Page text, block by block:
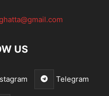
US
Telegram